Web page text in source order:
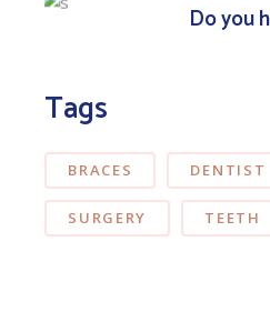
Do you
Tags
BRACES DENTIST
SURGERY TEETH